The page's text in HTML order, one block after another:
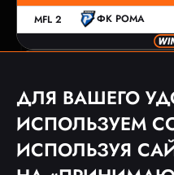
MFL 2
ФК РОМА
ДАТА ТУРНИР
11.11.22
MFL 2
21.10.22
MFL 2
ДЛЯ ВАШЕГО
ИСПОЛЬЗУЕМ
ИСПОЛЬЗУЯ